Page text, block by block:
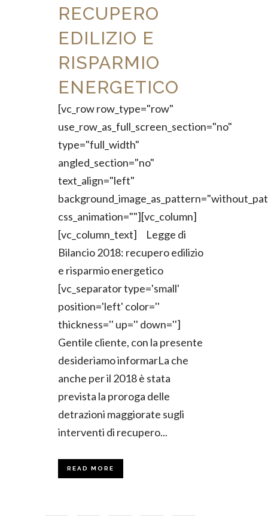
RECUPERO
EDILIZIO E
RISPARMIO
ENERGETICO
[vc_row row_type="row"
use_row_as_full_screen_section="no"
type="full_width"
angled_section="no"
text_align="left"
css_animation=""][vc_column]
[vc_column_text] Legge di
Bilancio 2018: recupero edilizio
e risparmio energetico
[vc_separator type='small'
position='left' color=''
thickness='' up='' down='']
Gentile cliente, con la presente
desideriamo informarLa che
anche per il 2018 è stata
prevista la proroga delle
detrazioni maggiorate sugli
interventi di recupero...
READ MORE